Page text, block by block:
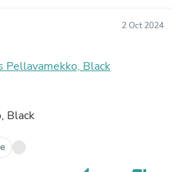
2 Oct 2024
Pellavamekko, Black
Black